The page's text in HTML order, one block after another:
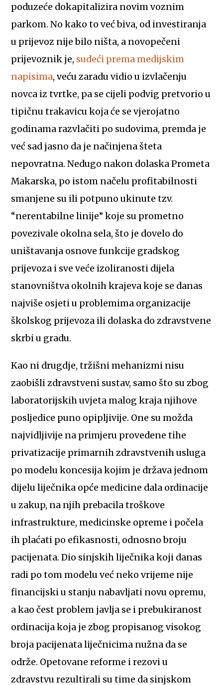
poduzeće dokapitalizira novim voznim
parkom. No kako to već biva, od investiranja
u prijevoz nije bilo ništa, a novopečeni
prijevoznik je, sudeći prema medijskim
napisima, veću zaradu vidio u izvlačenju
novca iz tvrtke, pa se cijeli podvig pretvorio u
tipičnu trakavicu koja će se vjerojatno
godinama razvlačiti po sudovima, premda je
već sad jasno da je načinjena šteta
nepovratna. Nedugo nakon dolaska Prometa
Makarska, po istom načelu profitabilnosti
smanjene su ili potpuno ukinute tzv.
“nerentabilne linije” koje su prometno
povezivale okolna sela, što je dovelo do
uništavanja osnove funkcije gradskog
prijevoza i sve veće izoliranosti dijela
stanovništva okolnih krajeva koje se danas
najviše osjeti u problemima organizacije
školskog prijevoza ili dolaska do zdravstvene
skrbi u gradu.
Kao ni drugdje, tržišni mehanizmi nisu
zaobišli zdravstveni sustav, samo što su zbog
laboratorijskih uvjeta malog kraja njihove
posljedice puno opipljivije. One su možda
najvidljivije na primjeru provedene tihe
privatizacije primarnih zdravstvenih usluga
po modelu koncesija kojim je država jednom
dijelu liječnika opće medicine dala ordinacije
u zakup, na njih prebacila troškove
infrastrukture, medicinske opreme i počela
ih plaćati po efikasnosti, odnosno broju
pacijenata. Dio sinjskih liječnika koji danas
radi po tom modelu već neko vrijeme nije
financijski u stanju nabavljati novu opremu,
a kao čest problem javlja se i prebukiranost
ordinacija koja je zbog propisanog visokog
broja pacijenata liječnicima nužna da se
održe. Opetovane reforme i rezovi u
zdravstvu rezultirali su time da sinjskom